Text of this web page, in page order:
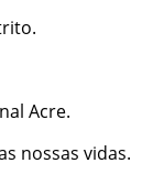
Acre.
nossas vidas.